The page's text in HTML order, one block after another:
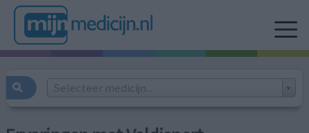
Selecteer medicijn...